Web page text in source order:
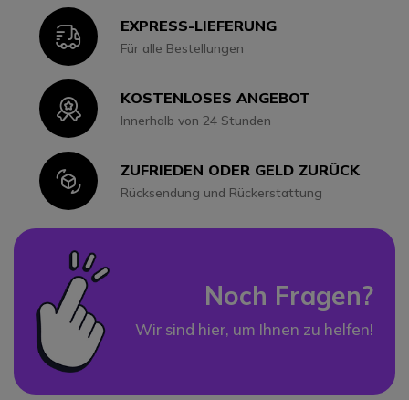
IconEXPRESS-LIEFERUNG
Für alle Bestellungen
IconKOSTENLOSES ANGEBOT
Innerhalb von 24 Stunden
IconZUFRIEDEN ODER GELD ZURÜCK
Rücksendung und Rückerstattung
Noch Fragen?
Wir sind hier, um Ihnen zu helfen!